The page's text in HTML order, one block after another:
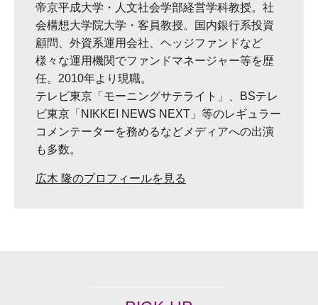
帝京平成大学・人文社会学部経営学科教授。社
会構想大学院大学・客員教授。国内銀行系投資
顧問、外資系運用会社、ヘッジファンドなど
様々な運用機関でファンドマネージャー等を歴
任。2010年より現職。
テレビ東京「モーニングサテライト」、BSテレ
ビ東京「NIKKEI NEWS NEXT」等のレギュラー
コメンテーターを務めるなどメディアへの出演
も多数。
広木 隆のプロフィールを見る